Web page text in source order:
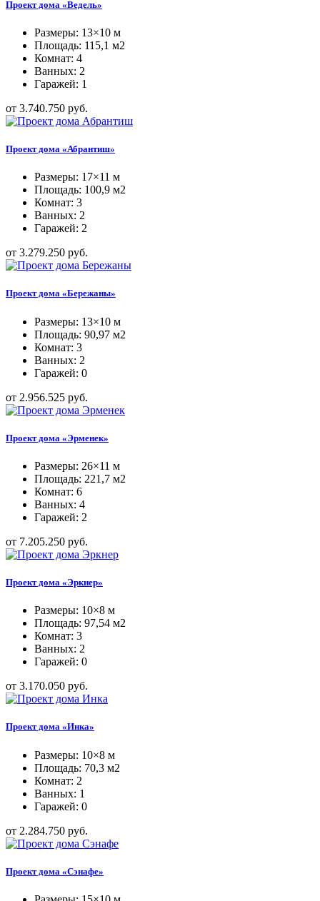
Проект дома «Ведель»
Размеры: 13×10 м
Площадь: 115,1 м2
Комнат: 4
Ванных: 2
Гаражей: 1
от 3.740.750 руб.
Проект дома «Абрантиш»
Размеры: 17×11 м
Площадь: 100,9 м2
Комнат: 3
Ванных: 2
Гаражей: 2
от 3.279.250 руб.
Проект дома «Бережаны»
Размеры: 13×10 м
Площадь: 90,97 м2
Комнат: 3
Ванных: 2
Гаражей: 0
от 2.956.525 руб.
Проект дома «Эрменек»
Размеры: 26×11 м
Площадь: 221,7 м2
Комнат: 6
Ванных: 4
Гаражей: 2
от 7.205.250 руб.
Проект дома «Эркнер»
Размеры: 10×8 м
Площадь: 97,54 м2
Комнат: 3
Ванных: 2
Гаражей: 0
от 3.170.050 руб.
Проект дома «Инка»
Размеры: 10×8 м
Площадь: 70,3 м2
Комнат: 2
Ванных: 1
Гаражей: 0
от 2.284.750 руб.
Проект дома «Сэнафе»